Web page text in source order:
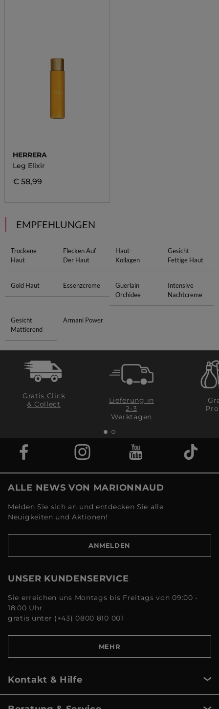
HERRERA
Leg Elixir
€ 58,99
EMPFEHLUNGEN
Trockene
Haut
Flecken Auf
Der Haut
Haut-
Kollagen
Gesicht
Fettige Haut
Gold Haut Essenzcreme
Guerlain
Orchidee
Intensive
Nachtcreme
Gesicht
Mattierend
Armani Power
Gratis Click
& Collect
Lieferung in
2-3
Werktagen
ALLE NEWS VON MARIONNAUD
Melden Sie sich an und entdecken Sie alle
Neuigkeiten und Aktionen!
ANMELDEN
UNSER KUNDENSERVICE
Sie erreichen uns Montags bis Freitags von 09:00 -
18:00 Uhr
gratis unter (+43) 0800 810 001
MEHR
Kontakt & Hilfe